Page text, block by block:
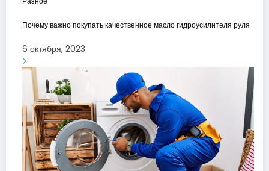
Почему важно покупать качественное масло гидроусилителя руля
6 октября, 2023